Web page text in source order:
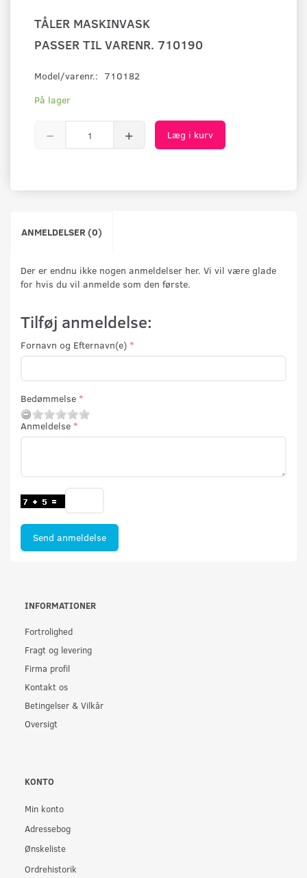
TÅLER MASKINVASK
PASSER TIL VARENR. 710190
Model/varenr.: 710182
På lager
Læg i kurv
ANMELDELSER (0)
Der er endnu ikke nogen anmeldelser her. Vi vil være glade
for hvis du vil anmelde som den første.
Tilføj anmeldelse:
Fornavn og Efternavn(e)
Bedømmelse
Anmeldelse
Send anmeldelse
INFORMATIONER
Fortrolighed
Fragt og levering
Firma profil
Kontakt os
Betingelser & Vilkår
Oversigt
KONTO
Min konto
Adressebog
Ønskeliste
Ordrehistorik